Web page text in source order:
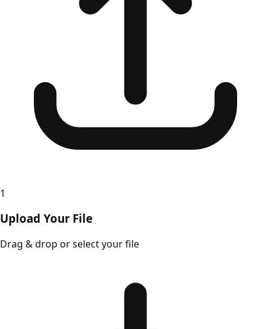
1
Upload Your File
Drag & drop or select your file